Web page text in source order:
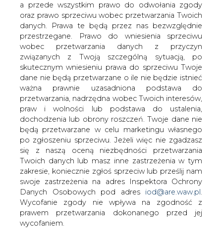
a przede wszystkim prawo do odwołania zgody
oraz prawo sprzeciwu wobec przetwarzania Twoich
danych. Prawa te będą przez nas bezwzględnie
przestrzegane. Prawo do wniesienia sprzeciwu
wobec przetwarzania danych z przyczyn
związanych z Twoją szczególną sytuacją, po
skutecznym wniesieniu prawa do sprzeciwu Twoje
dane nie będą przetwarzane o ile nie będzie istnieć
ważna prawnie uzasadniona podstawa do
przetwarzania, nadrzędna wobec Twoich interesów,
praw i wolności lub podstawa do ustalenia,
dochodzenia lub obrony roszczeń. Twoje dane nie
będą przetwarzane w celu marketingu własnego
po zgłoszeniu sprzeciwu. Jeżeli więc nie zgadzasz
się z naszą oceną niezbędności przetwarzania
Twoich danych lub masz inne zastrzeżenia w tym
zakresie, koniecznie zgłoś sprzeciw lub prześlij nam
swoje zastrzeżenia na adres Inspektora Ochrony
Danych Osobowych pod adres iod@are.waw.pl.
Wycofanie zgody nie wpływa na zgodność z
prawem przetwarzania dokonanego przed jej
wycofaniem.
Premier Mateusz Morawiecki
zainaugurował w niedzielę w Rzozowie
w gminie Skawina (Małopolskie)
program Stop Smog i spotkał się z
pierwszymi beneficjentami tego
projektu. Szef rządu wyraził nadzieję, że
dzięki programowi powietrze będzie
lepsze, a Polacy - zdrowsi.
Stop Smog to pilotażowy projekt termomodernizacji
budynków oraz wymiany źródeł ciepła w kilkudziesięciu
polskich miastach, które znalazły się na stworzonej przez
WHO liście 50 aglomeracji z najbardziej
zanieczyszczonym powietrzem w Europie. W 2016 r. były
to 33 miasta, a w 2018 r. - 36. Rządowy program Stop
Smog ma wesprzeć ludzi, których nie stać na ocieplenie
swoich budynków. Planowanie i realizacja
termomodernizacji oraz wymiany pieców będzie
zadaniem gminy.